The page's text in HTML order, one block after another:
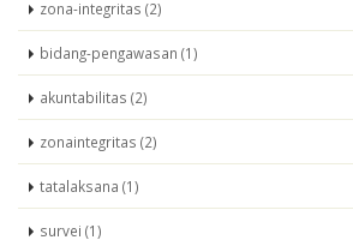
zona-integritas (2)
bidang-pengawasan (1)
akuntabilitas (2)
zonaintegritas (2)
tatalaksana (1)
survei (1)